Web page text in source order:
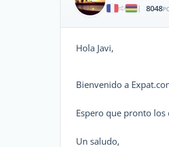
|
8048
Hola Javi,
Bienvenido a
Espero que pronto
Un saludo,